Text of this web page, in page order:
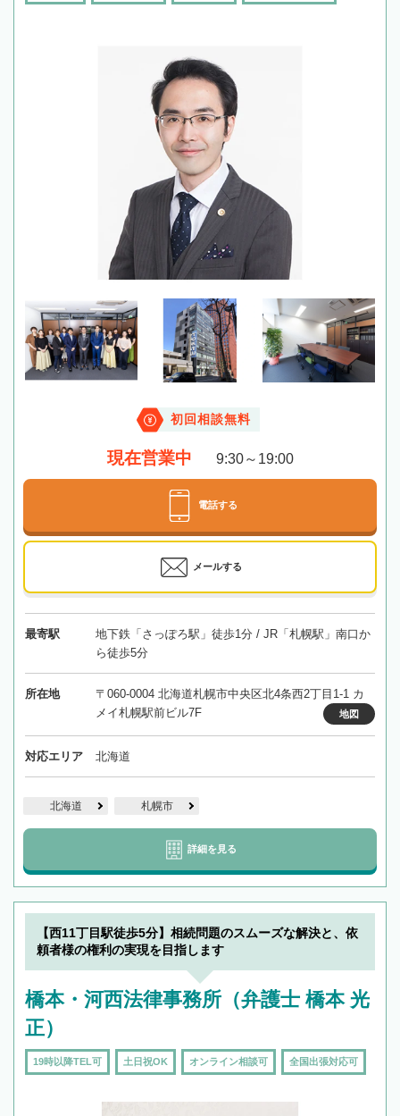
初回相談無料
現在営業中 9:30～19:00
電話する
メールする
最寄駅
地下鉄「さっぽろ駅」徒歩1分 / JR「札幌駅」南口か
ら徒歩5分
所在地
〒060-0004 北海道札幌市中央区北4条西2丁目1-1 カ
メイ札幌駅前ビル7F
地図
対応エリア 北海道
北海道 札幌市
詳細を見る
【西11丁目駅徒歩5分】相続問題のスムーズな解決と、依
頼者様の権利の実現を目指します
橋本・河西法律事務所（弁護士 橋本 光
正）
19時以降TEL可 土日祝OK オンライン相談可 全国出張対応可